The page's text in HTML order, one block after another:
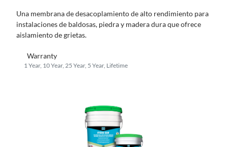
Una membrana de desacoplamiento de alto rendimiento para
instalaciones de baldosas, piedra y madera dura que ofrece
aislamiento de grietas.
Warranty
1 Year, 10 Year, 25 Year, 5 Year, Lifetime